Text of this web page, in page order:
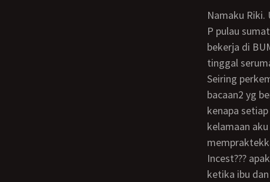
Namaku Riki. Umur 19 th dan baru saja memulai pendidikan di salah satu PTS di kota
P pulau
bekerja di
tinggal
Seiring perkembangan waktu. aku mulai mengenal dunia internet dan membaca
bacaan2 yg
kenapa
kelamaan
incest??? apakah aku ingin mati’..?? awalnya aku hanya mencoba melihat sekilas
ketika ibu